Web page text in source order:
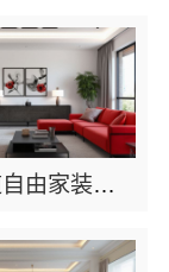
想知道自由家装饰公司预算清单？湖南自由家装饰透明报价